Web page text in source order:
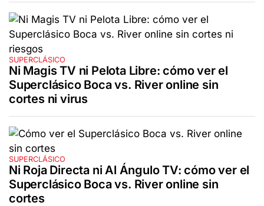
SUPERCLÁSICO
Ni Magis TV ni Pelota Libre: cómo ver el
Superclásico Boca vs. River online sin
cortes ni virus
SUPERCLÁSICO
Ni Roja Directa ni Al Ángulo TV: cómo ver el
Superclásico Boca vs. River online sin
cortes